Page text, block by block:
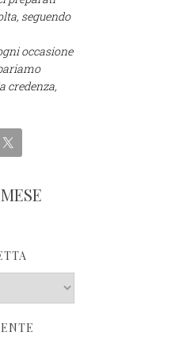
seguendo
occasione
credenza,